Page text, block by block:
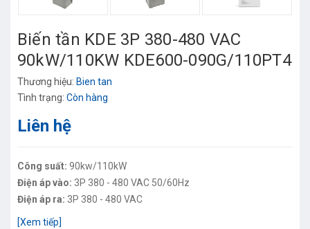
Biến tần KDE 3P 380-480 VAC
90kW/110KW KDE600-090G/110PT4
Thương hiệu: Bien tan
Tình trạng: Còn hàng
Liên hệ
Công suất: 90kw/110kW
Điện áp vào: 3P 380 - 480 VAC 50/60Hz
Điện áp ra: 3P 380 - 480 VAC
[Xem tiếp]